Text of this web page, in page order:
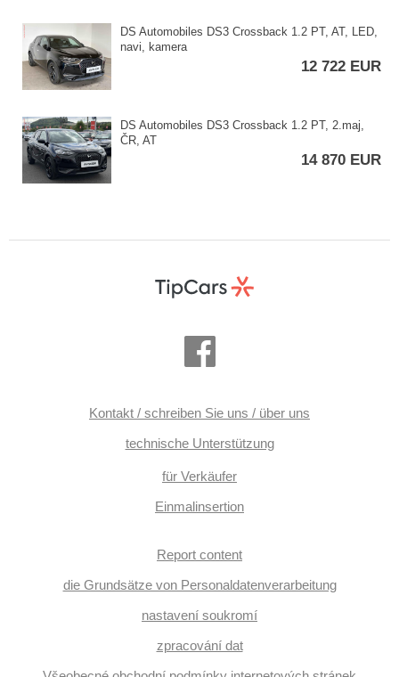
DS Automobiles DS3 Crossback 1.2 PT,​ AT,​ LED,​
navi,​ kamera
12 722 EUR
DS Automobiles DS3 Crossback 1.2 PT,​ 2.maj,​
ČR,​ AT
14 870 EUR
Kontakt / schreiben Sie uns / über uns
technische Unterstützung
für Verkäufer
Einmalinsertion
Report content
die Grundsätze von Personaldatenverarbeitung
nastavení soukromí
zpracování dat